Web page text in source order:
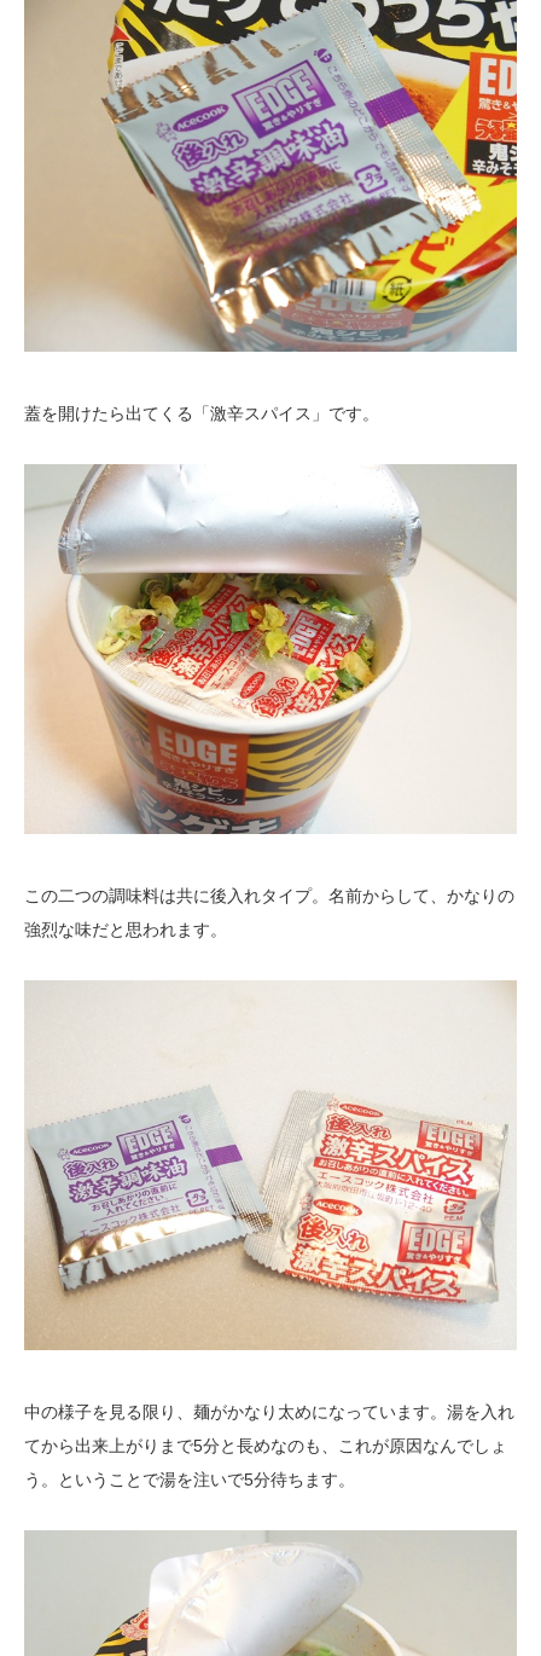
蓋を開けたら出てくる「激辛スパイス」です。
この二つの調味料は共に後入れタイプ。名前からして、かなりの
強烈な味だと思われます。
中の様子を見る限り、麺がかなり太めになっています。湯を入れ
てから出来上がりまで5分と長めなのも、これが原因なんでしょ
う。ということで湯を注いで5分待ちます。